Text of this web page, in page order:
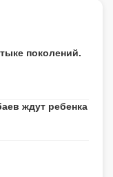
поколений.
ждут ребенка